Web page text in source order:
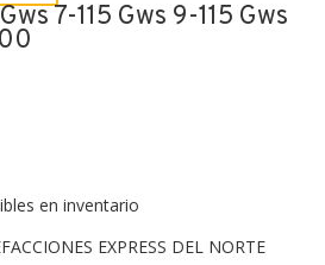
7-115 Gws 9-115 Gws
en inventario
EXPRESS DEL NORTE